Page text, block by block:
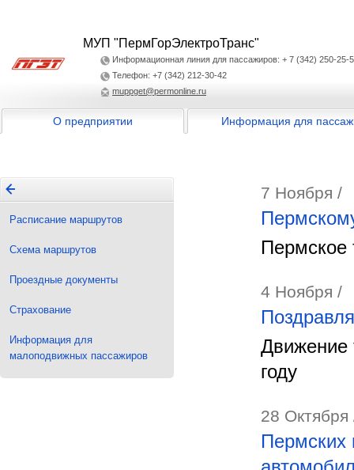
МУП "ПермГорЭлектроТранс"
Информационная линия для пассажиров: + 7 (342) 250-25-
Телефон: +7 (342) 212-30-42
muppget@permonline.ru
О предприятии Информация для
Расписание маршрутов
Схема маршрутов
Проездные документы
Страхование
Информация для
малоподвижных пассажиров
7 Ноября /
Пермское
4 Ноября /
Движение
году
28 Октября
Пермских